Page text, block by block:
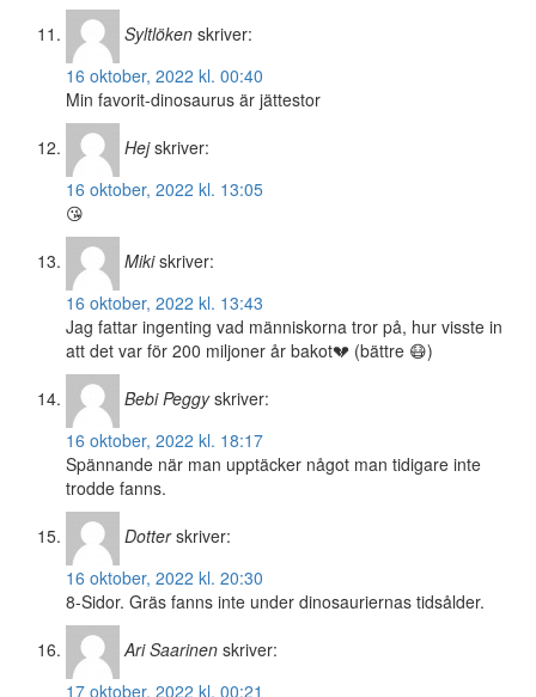
Syltlöken skriver:
16 oktober, 2022 kl. 00:40
Min favorit-dinosaurus är jättestor
Hej skriver:
16 oktober, 2022 kl. 13:05
😘
Miki skriver:
16 oktober, 2022 kl. 13:43
Jag fattar ingenting vad människorna tror på, hur visste in
att det var för 200 miljoner år bakot💔 (bättre 😷)
Bebi Peggy skriver:
16 oktober, 2022 kl. 18:17
Spännande när man upptäcker något man tidigare inte
trodde fanns.
Dotter skriver:
16 oktober, 2022 kl. 20:30
8-Sidor. Gräs fanns inte under dinosauriernas tidsålder.
Ari Saarinen skriver:
17 oktober, 2022 kl. 00:21